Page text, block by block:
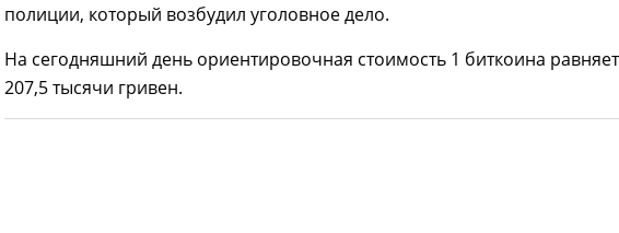
полиции, который возбудил уголовное дело.
На сегодняшний день ориентировочная стоимость 1 биткоина
207,5 тысячи гривен.